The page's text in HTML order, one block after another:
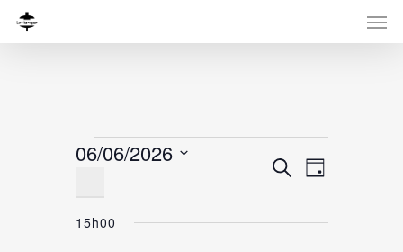
Évènements
6
Recherche
navigation
Recherche
Jour
06/06/2026
date.
15h00